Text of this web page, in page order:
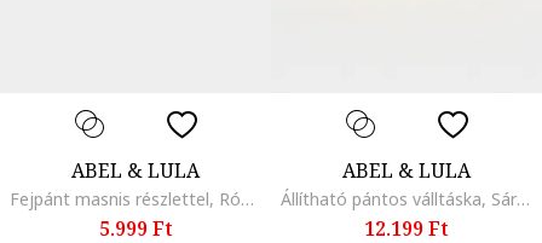
ABEL & LULA
Fejpánt masnis részlettel, Rózsaszín
5.999 Ft
ABEL & LULA
Állítható pántos válltáska, Sárga
12.199 Ft